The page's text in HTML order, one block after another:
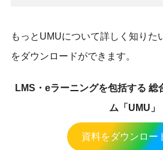
もっとUMUについて詳しく知りた
をダウンロードができます。
LMS・eラーニングを包括する 総
ム「UMU」
資料をダウンロー